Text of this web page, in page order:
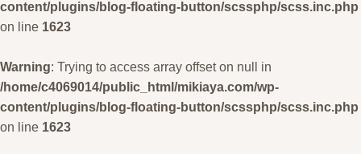
content/plugins/blog-floating-button/scssphp/scss.inc.php
on line 1623
Warning: Trying to access array offset on null in
/home/c4069014/public_html/mikiaya.com/wp-
content/plugins/blog-floating-button/scssphp/scss.inc.php
on line 1623